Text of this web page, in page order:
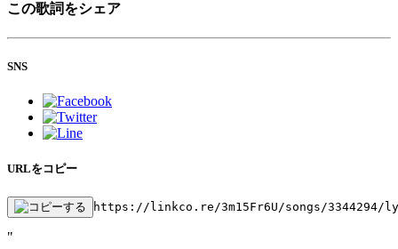
この歌詞をシェア
SNS
URLをコピー
https://linkco.re/3m15Fr6U/songs/3344294/
"